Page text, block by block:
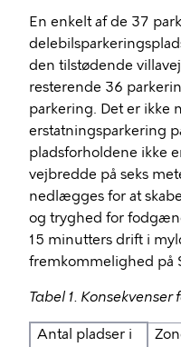
En enkelt af de 37
den tilstødende
resterende 36
parkering. Det er ikke
erstatningsparkering
pladsforholdene ikke
vejbredde på seks
nedlægges for at
og tryghed for
15 minutters drift i
fremkommelighed på
Tabel 1.
Antal pladser i